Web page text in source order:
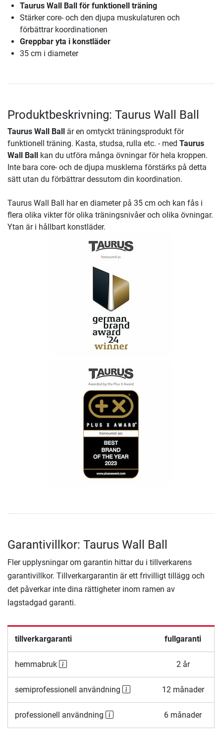
Taurus Wall Ball för funktionell träning
Stärker core- och den djupa muskulaturen och
förbättrar koordinationen
Greppbar yta i konstläder
35 cm i diameter
Produktbeskrivning: Taurus Wall Ball
Taurus Wall Ball är en omtyckt träningsprodukt för
funktionell träning. Kasta, studsa, rulla etc. - med Taurus
Wall Ball kan du utföra många övningar för hela kroppen.
Inte bara core- och de djupa musklerna förstärks på detta
sätt utan du förbättrar dessutom din koordination.
Taurus Wall Ball har en diameter på 35 cm och kan fås i
flera olika vikter för olika träningsnivåer och olika övningar.
Ytan är i hållbart konstläder.
Garantivillkor: Taurus Wall Ball
Fler upplysningar om garantin hittar du i tillverkarens
garantivillkor. Tillverkargarantin är ett frivilligt tillägg och
det påverkar inte dina rättigheter inom ramen av
lagstadgad garanti.
tillverkargaranti fullgaranti
hemmabruk 2 år
semiprofessionell användning 12 månader
professionell användning 6 månader